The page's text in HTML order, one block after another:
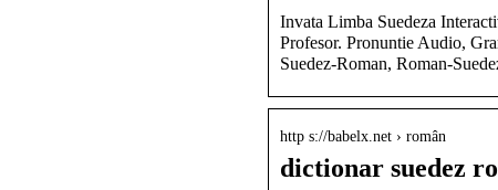
Invata Limba Suedeza
Profesor. Pronuntie Audio,
Suedez-Roman, Roman-
http s://babelx.net › român
dictionar suedez